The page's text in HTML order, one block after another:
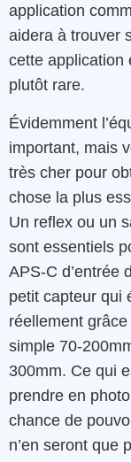
application
aidera à trouver
cette application
plutôt rare.
Évidemment
important, mais
très cher pour
chose la plus
Un reflex ou un
sont essentiels
APS-C d’entrée
petit capteur qui
réellement grâce
simple 70-
300mm. Ce qui
prendre en
chance de
n’en seront que